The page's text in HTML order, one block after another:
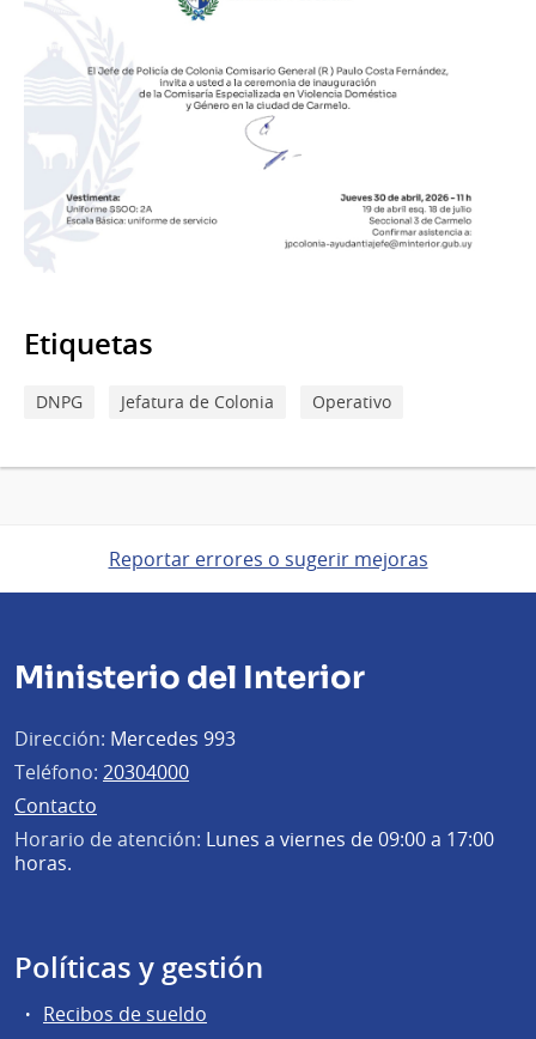
Etiquetas
DNPG Jefatura de Colonia Operativo
Reportar errores o sugerir mejoras
Ministerio del Interior
Dirección: Mercedes 993
Teléfono: 20304000
Contacto
Horario de atención: Lunes a viernes de 09:00 a 17:00
horas.
Políticas y gestión
Recibos de sueldo